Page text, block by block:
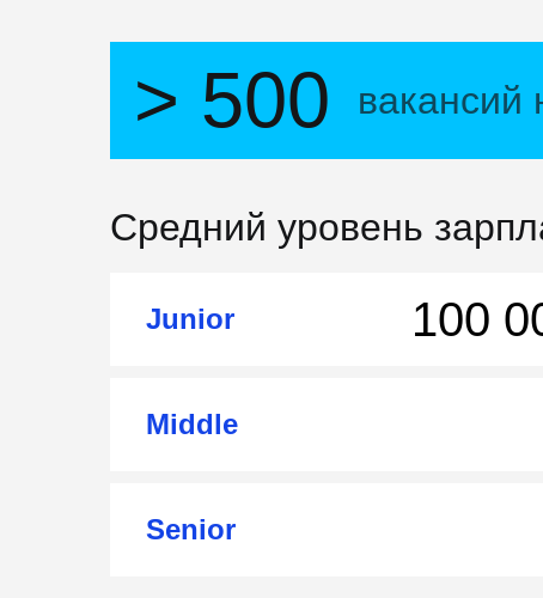
> 500 вакансий
Middle
100
Junior
Senior
Средний уровень